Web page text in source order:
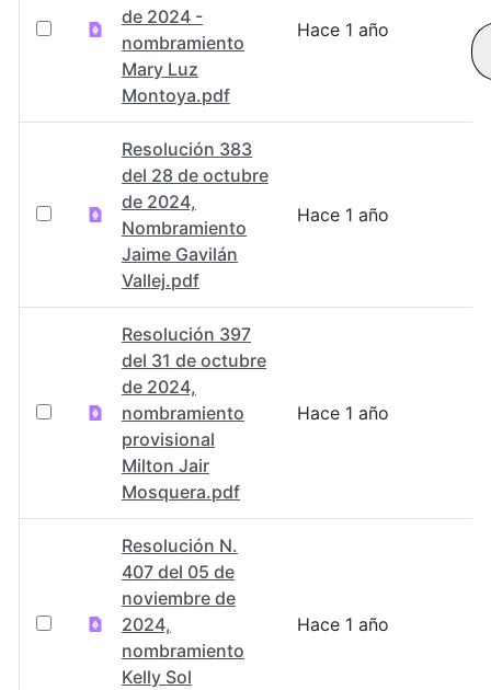
de 2024 -
nombramiento
Mary Luz
Montoya.pdf
Hace 1 año
Resolución 383
del 28 de octubre
de 2024,
Nombramiento
Jaime Gavilán
Vallej.pdf
Hace 1 año
Resolución 397
del 31 de octubre
de 2024,
nombramiento
provisional
Milton Jair
Mosquera.pdf
Hace 1 año
Resolución N.
407 del 05 de
noviembre de
2024,
nombramiento
Kelly Sol
Hace 1 año